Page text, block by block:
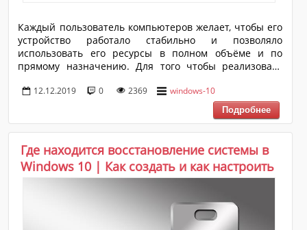
Каждый пользователь компьютеров желает, чтобы его
устройство работало стабильно и позволяло
использовать его ресурсы в полном объёме и по
прямому назначению. Для того чтобы реализовать
быть исправны и готовы к работе, но происходит это
далеко не всегда. Особое влияние на скорость работы
компьютера оказывают устройства хранения
информации – это жёсткие диски и твердотельные
накопители, которые в современных реалиях
зачастую работают в связке. Если к твердотельным
накопителям (SSD-дискам) вопросов не так много, так
12.12.2019 0 2369 windows-10
Где находится восстановление системы в
Windows 10 | Как создать и как настроить